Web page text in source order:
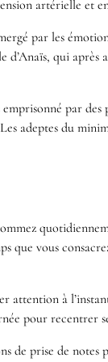
artérielle et
par les
d’Anaïs, qui
par
adeptes du
que vous
attention à
pour recentrer
de prise de